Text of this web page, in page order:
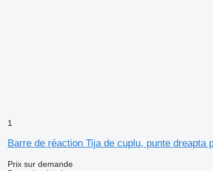
1
Barre de réaction Tija de cuplu, punte dreapta
Prix sur demande